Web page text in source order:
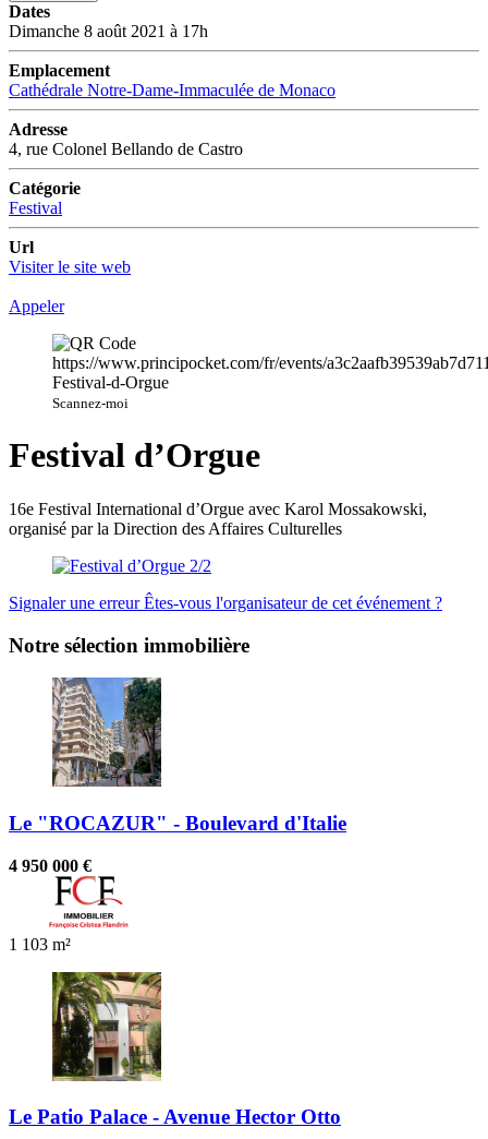
Dates
Dimanche 8 août 2021 à 17h
Emplacement
Cathédrale Notre-Dame-Immaculée de Monaco
Adresse
4, rue Colonel Bellando de Castro
Catégorie
Festival
Url
Visiter le site web
Appeler
Scannez-moi
Festival d’Orgue
16e Festival International d’Orgue avec Karol Mossakowski,
organisé par la Direction des Affaires Culturelles
Signaler une erreurÊtes-vous l'organisateur de cet événement ?
Notre sélection immobilière
Le "ROCAZUR" - Boulevard d'Italie
4 950 000 €
1 103 m²
Le Patio Palace - Avenue Hector Otto